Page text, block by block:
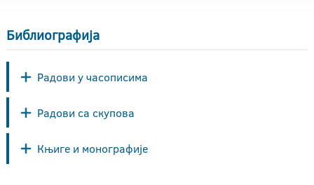
Библиографија
Радови у часописима
Радови са скупова
Књиге и монографије